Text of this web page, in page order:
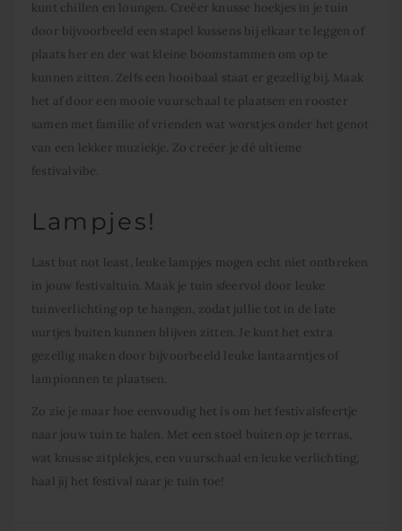
kunt chillen en loungen. Creëer knusse hoekjes in je tuin
door bijvoorbeeld een stapel kussens bij elkaar te leggen of
plaats her en der wat kleine boomstammen om op te
kunnen zitten. Zelfs een hooibaal staat er gezellig bij. Maak
het af door een mooie vuurschaal te plaatsen en rooster
samen met familie of vrienden wat worstjes onder het genot
van een lekker muziekje. Zo creëer je dé ultieme
festivalvibe.
Lampjes!
Last but not least, leuke lampjes mogen echt niet ontbreken
in jouw festivaltuin. Maak je tuin sfeervol door leuke
tuinverlichting op te hangen, zodat jullie tot in de late
uurtjes buiten kunnen blijven zitten. Je kunt het extra
gezellig maken door bijvoorbeeld leuke lantaarntjes of
lampionnen te plaatsen.
Zo zie je maar hoe eenvoudig het is om het festivalsfeertje
naar jouw tuin te halen. Met een stoel buiten op je terras,
wat knusse zitplekjes, een vuurschaal en leuke verlichting,
haal jij het festival naar je tuin toe!